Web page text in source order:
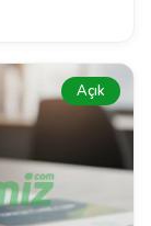
Açık